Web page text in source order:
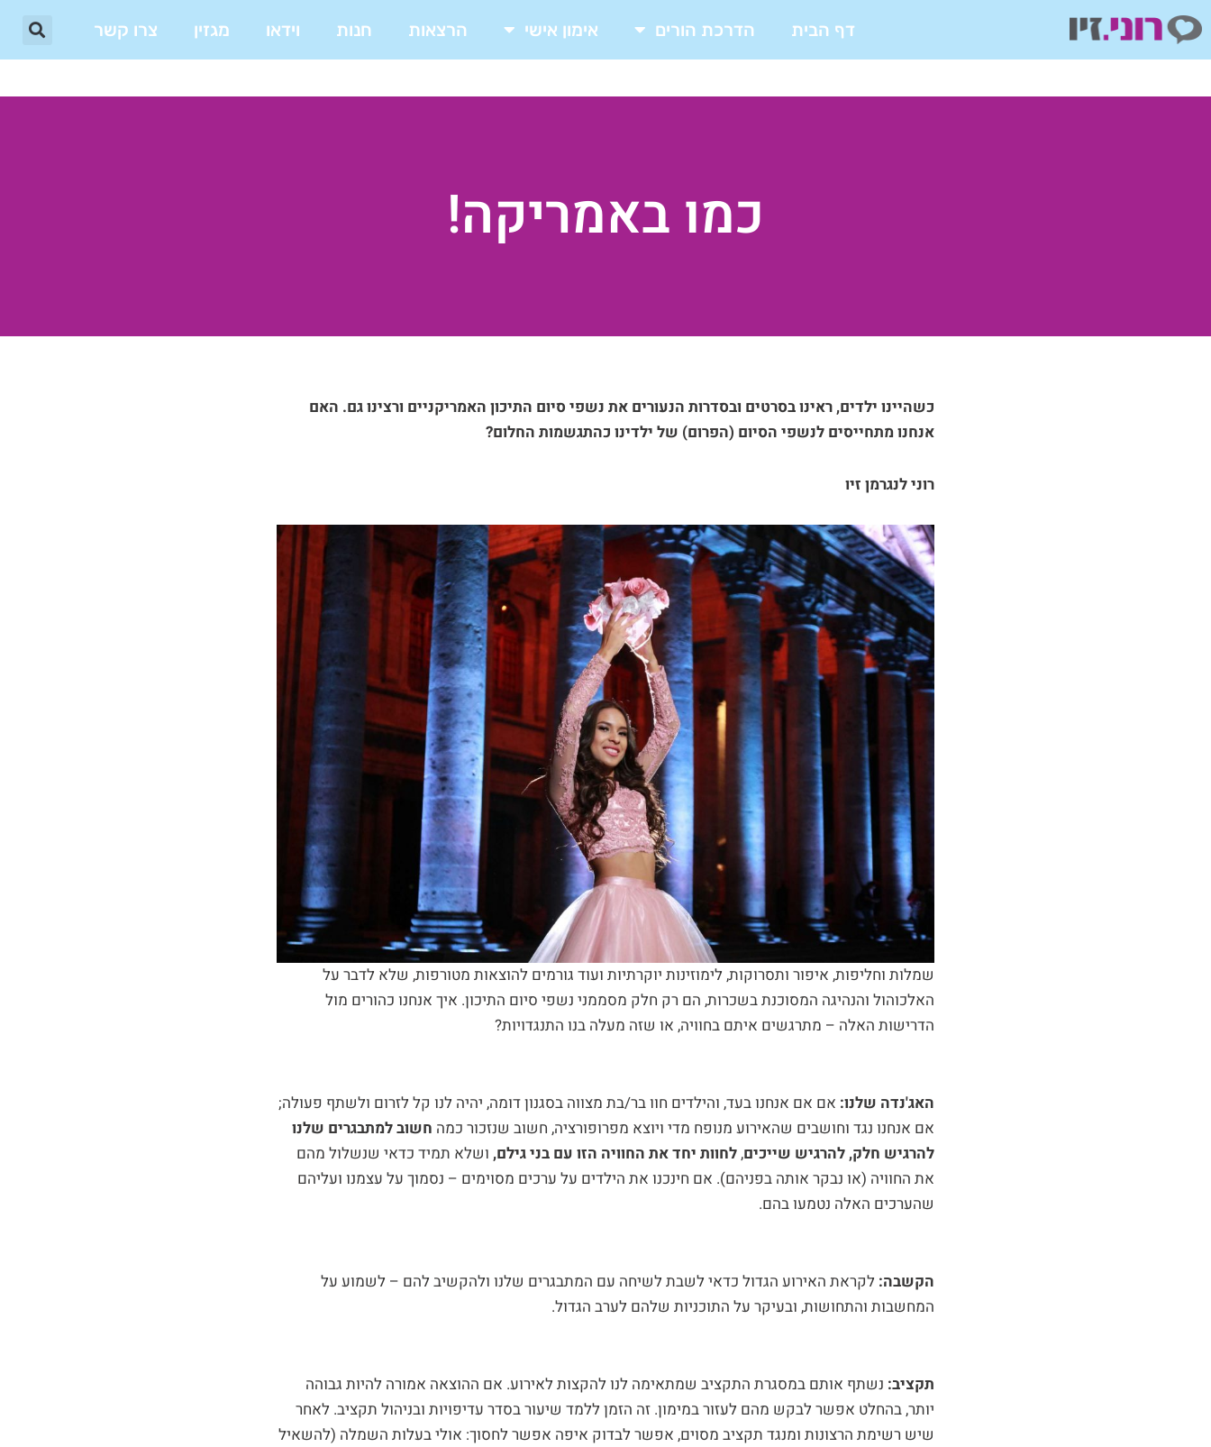
דילוג
לתוכן
דף הבית הדרכת הורים אימון אישי הרצאות חנות וידאו מגזין צרו קשר
כמו באמריקה!
כשהיינו ילדים, ראינו בסרטים ובסדרות הנעורים את נשפי סיום התיכון האמריקניים ורצינו גם. האם
אנחנו מתחייסים לנשפי הסיום (הפרום) של ילדינו כהתגשמות החלום?
רוני לנגרמן זיו
שמלות וחליפות, איפור ותסרוקות, לימוזינות יוקרתיות ועוד גורמים להוצאות מטורפות, שלא לדבר על
האלכוהול והנהיגה המסוכנת בשכרות, הם רק חלק מסממני נשפי סיום התיכון. איך אנחנו כהורים מול
הדרישות האלה – מתרגשים איתם בחוויה, או שזה מעלה בנו התנגדויות?
האג'נדה שלנו: אם אם אנחנו בעד, והילדים חוו בר/בת מצווה בסגנון דומה, יהיה לנו קל לזרום ולשתף פעולה;
אם אנחנו נגד וחושבים שהאירוע מנופח מדי ויוצא מפרופורציה, חשוב שנזכור כמה חשוב למתבגרים שלנו
להרגיש חלק, להרגיש שייכים,לחוות יחד את החוויה הזו עם בני גילם, ושלא תמיד כדאי שנשלול מהם
את החוויה (או נבקר אותה בפניהם). אם חינכנו את הילדים על ערכים מסוימים – נסמוך על עצמנו ועליהם
שהערכים האלה נטמעו בהם.
הקשבה: לקראת האירוע הגדול כדאי לשבת לשיחה עם המתבגרים שלנו ולהקשיב להם – לשמוע על
המחשבות והתחושות, ובעיקר על התוכניות שלהם לערב הגדול.
תקציב: נשתף אותם במסגרת התקציב שמתאימה לנו להקצות לאירוע. אם ההוצאה אמורה להיות גבוהה
יותר, בהחלט אפשר לבקש מהם לעזור במימון. זה הזמן ללמד שיעור בסדר עדיפויות ובניהול תקציב. לאחר
שיש רשימת הרצונות ומנגד תקציב מסוים, אפשר לבדוק איפה אפשר לחסוך: אולי בעלות השמלה (להשאיל